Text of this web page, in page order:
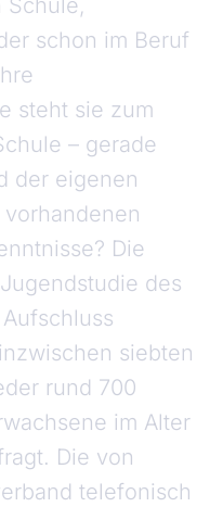
Schule,
schon im Beruf
steht sie zum
– gerade
der eigenen
Die
des
siebten
rund 700
im Alter
Die von
telefonisch